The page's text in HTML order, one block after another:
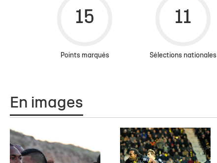
Points marqués Sélections nationales
En images